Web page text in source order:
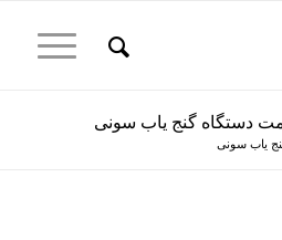
دستگاه گنج یاب سونی
یاب سونی